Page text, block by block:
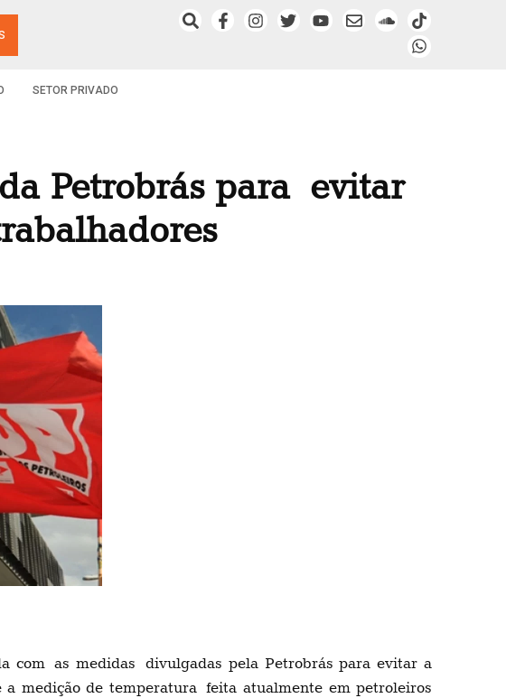
SETOR PRIVADO
Petrobrás para evitar
comas medidas divulgadas pela Petrobrás para evitar a
a medição de temperaturafeita atualmente em petroleiros